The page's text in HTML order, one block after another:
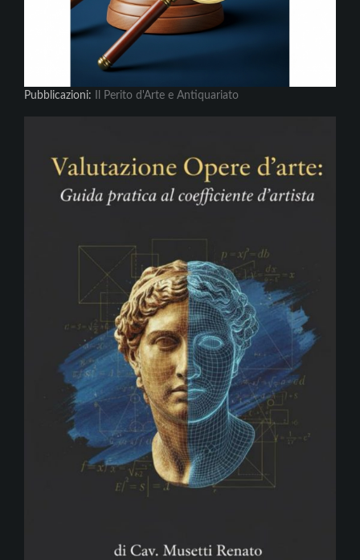
Pubblicazioni: Il Perito d'Arte e Antiquariato